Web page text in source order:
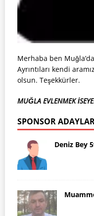
Merhaba ben
Ayrıntıları kendi
olsun. Teşekkürler.
MUĞLA EVLENMEK
SPONSOR
Deniz Bey